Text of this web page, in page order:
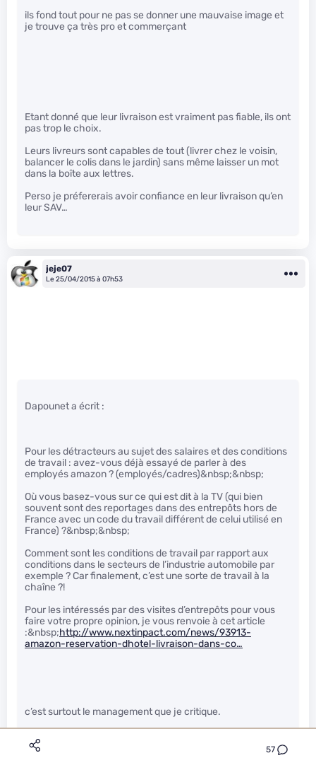
57
ils fond tout pour ne pas se donner une mauvaise image et
je trouve ça très pro et commerçant
Etant donné que leur livraison est vraiment pas fiable, ils ont
pas trop le choix.
Leurs livreurs sont capables de tout (livrer chez le voisin,
balancer le colis dans le jardin) sans même laisser un mot
dans la boîte aux lettres.
Perso je préfererais avoir confiance en leur livraison qu’en
leur SAV…
jeje07
Le 25/04/2015 à 07h53
Dapounet a écrit :
Pour les détracteurs au sujet des salaires et des conditions
de travail : avez-vous déjà essayé de parler à des
employés amazon ? (employés/cadres)&nbsp;&nbsp;
Où vous basez-vous sur ce qui est dit à la TV (qui bien
souvent sont des reportages dans des entrepôts hors de
France avec un code du travail différent de celui utilisé en
France) ?&nbsp;&nbsp;
Comment sont les conditions de travail par rapport aux
conditions dans le secteurs de l’industrie automobile par
exemple ? Car finalement, c’est une sorte de travail à la
chaîne ?!
Pour les intéressés par des visites d’entrepôts pour vous
faire votre propre opinion, je vous renvoie à cet article
:&nbsp;http://www.nextinpact.com/news/93913-
amazon-reservation-dhotel-livraison-dans-co…
c’est surtout le management que je critique.
plateforme amazon de montélimar, il a écrit un livre.